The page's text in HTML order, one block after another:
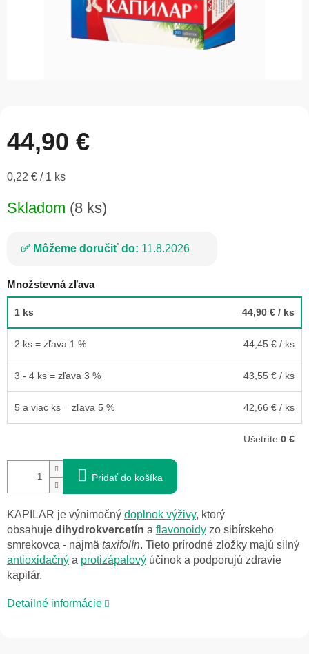
44,90 €
Jednotková
0,22 € / 1 ks
Skladom (8 ks)
Môžeme doručiť do: 11.8.2026
Množstevná zľava
1 ks 44,90 € / ks
2 ks = zľava 1 % 44,45 € / ks
3 - 4 ks = zľava 3 % 43,55 € / ks
5 a viac ks = zľava 5 % 42,66 € / ks
Ušetríte 0 €
Pridať do košíka
KAPILAR je výnimočný doplnok výživy, ktorý
obsahuje dihydrokvercetín a flavonoidy zo sibírskeho
smrekovca - najmä taxifolín. Tieto prírodné zložky majú silný
antioxidačný a protizápalový účinok a podporujú zdravie
kapilár.
Detailné informácie